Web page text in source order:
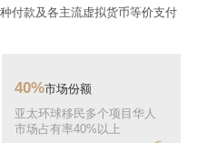
付款及各主流虚拟货币等价支付
40%市场份额
亚太环球移民多个项目华人
市场占有率40%以上